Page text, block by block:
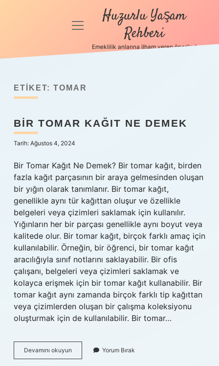
Anasayfa
Politikası
Hakkımızda
menüyü
Huzurlu Yaşam
Rehberi
Emeklilik anlarına ilham veren öneriler!
ETIKET: TOMAR
BIR TOMAR KAĞIT NE DEMEK
Tarih: Ağustos 4, 2024
Bir Tomar Kağıt Ne Demek? Bir tomar kağıt, birden
fazla kağıt parçasının bir araya gelmesinden oluşan
bir yığın olarak tanımlanır. Bir tomar kağıt,
genellikle aynı tür kağıttan oluşur ve özellikle
belgeleri veya çizimleri saklamak için kullanılır.
Yığınların her bir parçası genellikle aynı boyut veya
kalitede olur. Bir tomar kağıt, birçok farklı amaç için
kullanılabilir. Örneğin, bir öğrenci, bir tomar kağıt
aracılığıyla sınıf notlarını saklayabilir. Bir ofis
çalışanı, belgeleri veya çizimleri saklamak ve
kolayca erişmek için bir tomar kağıt kullanabilir. Bir
tomar kağıt aynı zamanda birçok farklı tip kağıttan
veya çizimlerden oluşan bir çalışma koleksiyonu
oluşturmak için de kullanılabilir. Bir tomar…
Devamını okuyun
tomar
Yorum Bırak